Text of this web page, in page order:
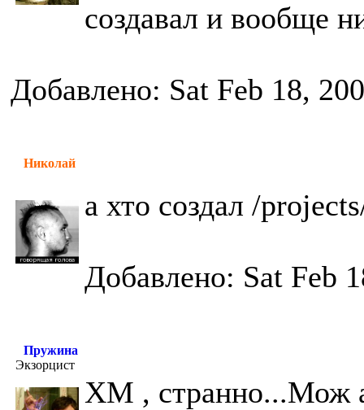
создавал и вообще
Добавлено: Sat Feb 18,
Николай
а хто создал /
Добавлено: Sat Feb
Пружина
Экзорцист
ХМ , странно...Мож